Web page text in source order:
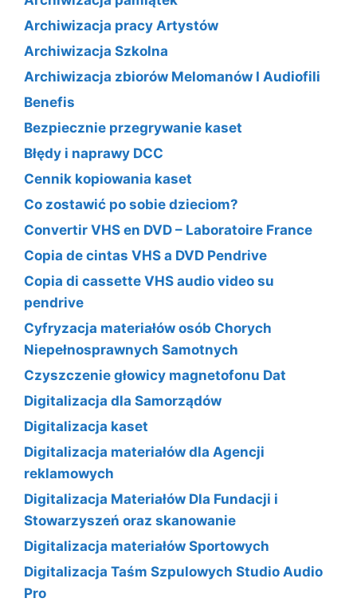
Archiwizacja pracy Artystów
Archiwizacja Szkolna
Archiwizacja zbiorów Melomanów I Audiofili
Benefis
Bezpiecznie przegrywanie kaset
Błędy i naprawy DCC
Cennik kopiowania kaset
Co zostawić po sobie dzieciom?
Convertir VHS en DVD – Laboratoire France
Copia de cintas VHS a DVD Pendrive
Copia di cassette VHS audio video su
pendrive
Cyfryzacja materiałów osób Chorych
Niepełnosprawnych Samotnych
Czyszczenie głowicy magnetofonu Dat
Digitalizacja dla Samorządów
Digitalizacja kaset
Digitalizacja materiałów dla Agencji
reklamowych
Digitalizacja Materiałów Dla Fundacji i
Stowarzyszeń oraz skanowanie
Digitalizacja materiałów Sportowych
Digitalizacja Taśm Szpulowych Studio Audio
Pro